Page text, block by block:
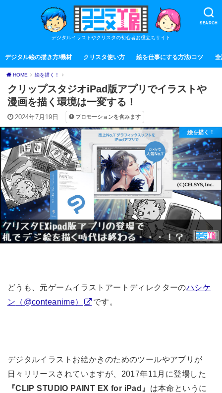
SEARCH
デジタルイラストやクリスタの初心者お役立ちサイト
デジタル絵の描き方/機材 クリスタ使い方 絵を仕事にする方法/コツ 全
HOME 絵を描く！
クリップスタジオiPad版アプリでイラストや
漫画を描く環境は一変する！
2024年7月19日 プロモーションを含みます
絵を描く！
どうも、元ゲームイラストアートディレクターのハシケ
ン （@conteanime） です。
デジタルイラストお絵かきのためのツールやアプリが
日々リリースされていますが、2017年11月に登場した
『CLIP STUDIO PAINT EX for iPad』 は本命というに